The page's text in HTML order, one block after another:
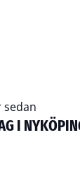
sedan
I